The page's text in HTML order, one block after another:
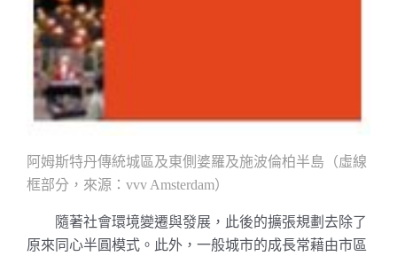
阿姆斯特丹傳統城區及東側婆羅及施波倫柏半島（虛線
框部分，來源： vvv Amsterdam）
隨著社會環境變遷與發展，此後的擴張規劃去除了
原來同心半圓模式。此外，一般城市的成長常藉由市區